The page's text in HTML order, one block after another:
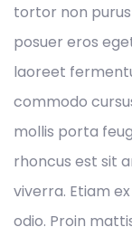
tortor non
posuer eros
laoreet
commodo
mollis porta
rhoncus est sit
viverra. Etiam
odio. Proin